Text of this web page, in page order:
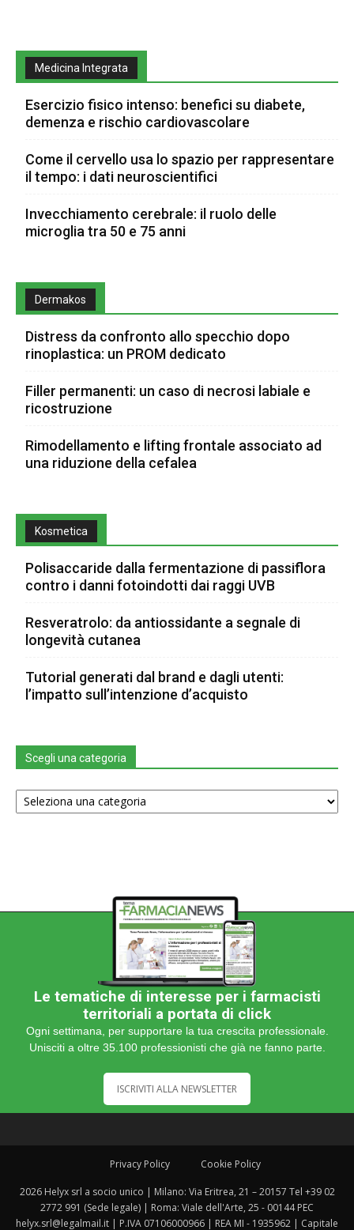
Medicina Integrata
Esercizio fisico intenso: benefici su diabete,
demenza e rischio cardiovascolare
Come il cervello usa lo spazio per rappresentare
il tempo: i dati neuroscientifici
Invecchiamento cerebrale: il ruolo delle
microglia tra 50 e 75 anni
Dermakos
Distress da confronto allo specchio dopo
rinoplastica: un PROM dedicato
Filler permanenti: un caso di necrosi labiale e
ricostruzione
Rimodellamento e lifting frontale associato ad
una riduzione della cefalea
Kosmetica
Polisaccaride dalla fermentazione di passiflora
contro i danni fotoindotti dai raggi UVB
Resveratrolo: da antiossidante a segnale di
longevità cutanea
Tutorial generati dal brand e dagli utenti:
l’impatto sull’intenzione d’acquisto
Scegli una categoria
Scegli
una
Le tematiche di interesse per i farmacisti
territoriali a portata di click
Ogni settimana, per supportare la tua crescita professionale.
Unisciti a oltre 35.100 professionisti che già ne fanno parte.
ISCRIVITI ALLA NEWSLETTER
Privacy Policy Cookie Policy
2026 Helyx srl a socio unico | Milano: Via Eritrea, 21 – 20157 Tel +39 02
2772 991 (Sede legale) | Roma: Viale dell'Arte, 25 - 00144 PEC
helyx.srl@legalmail.it | P.IVA 07106000966 | REA MI - 1935962 | Capitale